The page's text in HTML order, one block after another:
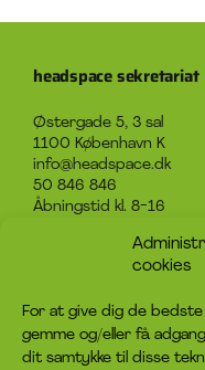
cookies
For at give dig de
gemme og/eller få
dit samtykke til disse
headspace sekretariat
Østergade 5, 3 sal
1100 København K
info@headspace.dk
50 846 846
Åbningstid kl. 8-16
headspace er et initiativ
under Det Sociale
Om headspace